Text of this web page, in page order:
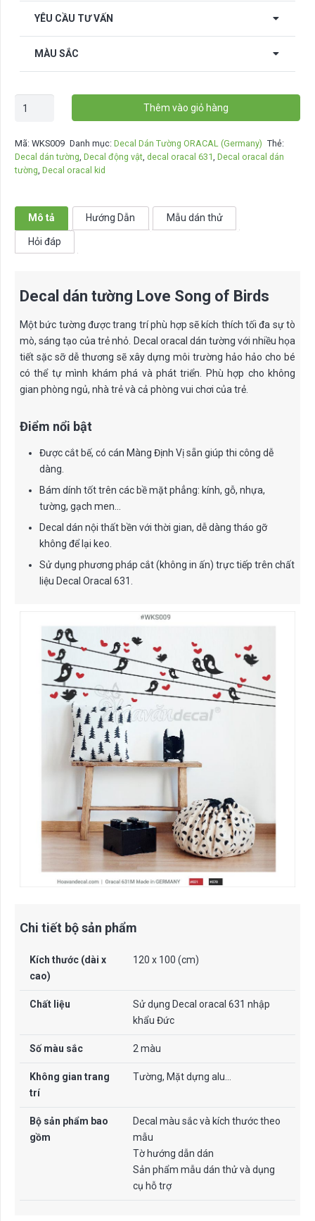
YÊU CẦU TƯ VẤN
MÀU SẮC
Love
Song
WKS009
Thêm vào giỏ hàng
Mã: WKS009 Danh mục:Decal Dán Tường ORACAL (Germany) Thẻ:
Decal dán tường, Decal động vật, decal oracal 631, Decal oracal dán
tường, Decal oracal kid
Mô tả Hướng Dẫn Mẫu dán thử
Hỏi đáp
Decal dán tường Love Song of Birds
Một bức tường được trang trí phù hợp sẽ kích thích tối đa sự tò
mò, sáng tạo của trẻ nhỏ. Decal oracal dán tường với nhiều họa
tiết sặc sỡ dễ thương sẽ xây dựng môi trường hảo hảo cho bé
có thể tự mình khám phá và phát triển. Phù hợp cho không
gian phòng ngủ, nhà trẻ và cả phòng vui chơi của trẻ.
Điểm nổi bật
Được cắt bế, có cán Màng Định Vị sẵn giúp thi công dễ
dàng.
Bám dính tốt trên các bề mặt phẳng: kính, gỗ, nhựa,
tường, gạch men…
Decal dán nội thất bền với thời gian, dễ dàng tháo gỡ
không để lại keo.
Sử dụng phương pháp cắt (không in ấn) trực tiếp trên chất
liệu Decal Oracal 631.
Chi tiết bộ sản phẩm
Kích thước (dài x
cao)
120 x 100 (cm)
Chất liệu
Sử dụng Decal oracal 631 nhập
khẩu Đức
Số màu sắc 2 màu
Không gian trang
trí
Tường, Mặt dựng alu…
Bộ sản phẩm bao
gồm
Decal màu sắc và kích thước theo
mẫu
Tờ hướng dẫn dán
Sản phẩm mẫu dán thử và dụng
cụ hỗ trợ